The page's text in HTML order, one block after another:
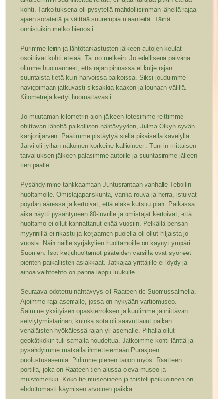
kohti. Tarkoituksena oli pysytellä mahdollisimman lähellä rajaa
ajaen sorateitä ja välttää suurempia maanteitä. Tämä
onnistuikin melko hienosti.
Purimme leirin ja lähtötarkastusten jälkeen autojen keulat
osoittivat kohti etelää. Tai no melkein. Jo edellisenä päivänä
olimme huomanneet, että rajan pinnassa ei kulje rajan
suuntaista tietä kuin harvoissa paikoissa. Siksi jouduimme
navigoimaan jatkuvasti siksakkia kaakon ja lounaan välillä.
Kilometrejä kertyi huomattavasti.
Jo muutaman kilometrin ajon jälkeen totesimme reittimme
ohittavan läheltä paikallisen nähtävyyden, Julma-Ölkyn syvän
kanjonijärven. Päätimme pistäytyä siellä pikaisella kävelyllä.
Järvi oli jylhän näköinen korkeine kallioineen. Tunnin mittaisen
taivalluksen jälkeen palasimme autoille ja suuntasimme jälleen
tien päälle.
Pysähdyimme tankkaamaan Juntusrantaan vanhalle Teboilin
huoltamolle. Omistajapariskunta, vanha rouva ja herra, istuivat
pöydän ääressä ja kertoivat, että eläke kutsuu pian. Paikassa
aika näytti pysähtyneen 80-luvulle ja omistajat kertoivat, että
huoltamo ei ollut kannattanut enää vuosiin. Pelkällä bensan
myynnillä ei rikastu ja korjaamon puolella oli ollut hiljaista jo
vuosia. Näin näille syrjäkylien huoltamoille on käynyt ympäri
Suomen. Isot ketjuhuoltamot pääteiden varsilla ovat syöneet
pienten paikallisten asiakkaat. Jatkajaa yrittäjille ei löydy ja
ainoa vaihtoehto on panna lappu luukulle.
Seuraava odotettu nähtävyys oli Raateen tie Suomussalmella.
Ajoimme raja-asemalle, jossa on nykyään vartiomuseo.
Saimme yksityisen opaskierroksen ja kuulimme jännittävän
selviytymistarinan, kuinka sota oli saavuttanut paikan
venäläisten hyökätessä rajan yli asemalle. Pihalla ollut
geokätkökin tuli samalla noudettua. Jatkoimme kohti länttä ja
pysähdyimme matkalla ihmettelemään Purasjoen
puolustusasemia. Pidimme pienen tauon myös Raatteen
portilla, joka on Raateen tien alussa oleva museo ja
muistomerkki. Koko tie museoineen ja taistelupaikkoineen on
ehdottomasti käymisen arvoinen paikka.